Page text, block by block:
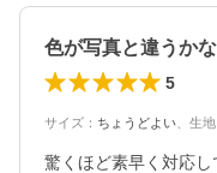
色が写真と違うかな
5
サイズ ： ちょうどよい 生地
驚くほど素早く対応